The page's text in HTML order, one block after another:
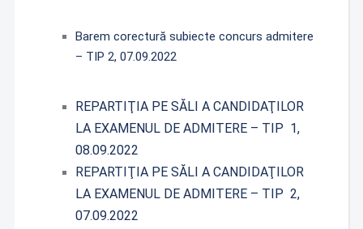
Barem corectură subiecte concurs admitere
– TIP 2, 07.09.2022
REPARTIŢIA PE SĂLI A CANDIDAŢILOR
LA EXAMENUL DE ADMITERE – TIP 1,
08.09.2022
REPARTIŢIA PE SĂLI A CANDIDAŢILOR
LA EXAMENUL DE ADMITERE – TIP 2,
07.09.2022